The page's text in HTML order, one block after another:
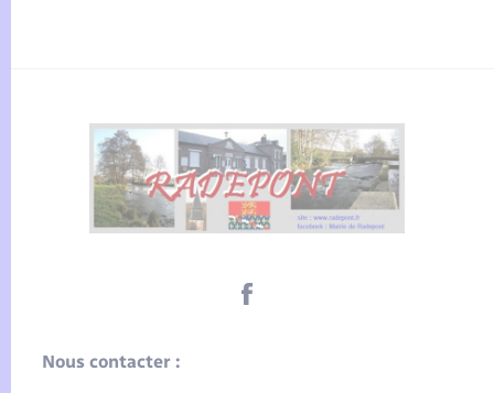
Nous contacter :